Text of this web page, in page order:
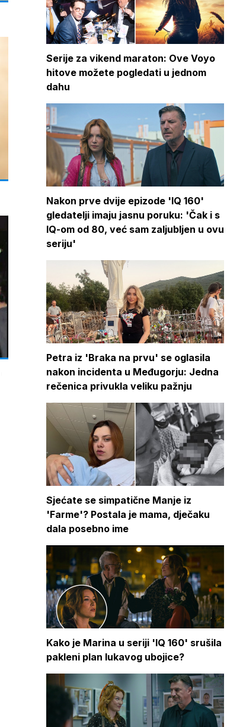
Serije za vikend maraton: Ove Voyo
hitove možete pogledati u jednom
dahu
Nakon prve dvije epizode 'IQ 160'
gledatelji imaju jasnu poruku: 'Čak i s
IQ-om od 80, već sam zaljubljen u ovu
seriju'
Petra iz 'Braka na prvu' se oglasila
nakon incidenta u Međugorju: Jedna
rečenica privukla veliku pažnju
Sjećate se simpatične Manje iz
'Farme'? Postala je mama, dječaku
dala posebno ime
Kako je Marina u seriji 'IQ 160' srušila
pakleni plan lukavog ubojice?